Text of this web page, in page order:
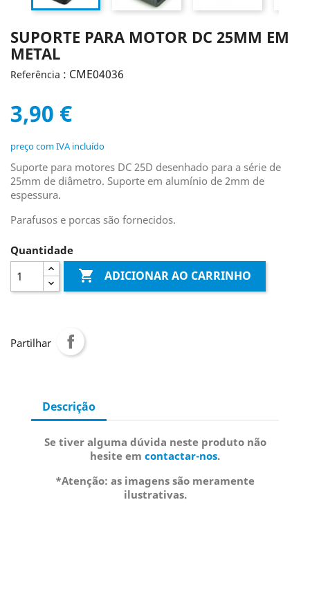
SUPORTE PARA MOTOR DC 25MM EM
METAL
Referência : CME04036
3,90 €
preço com IVA incluído
Suporte para motores DC 25D desenhado para a série de
25mm de diâmetro. Suporte em alumínio de 2mm de
espessura.
Parafusos e porcas são fornecidos.
Quantidade
 ADICIONAR AO CARRINHO
Partilhar
Descrição
Se tiver alguma dúvida neste produto não
hesite em contactar-nos.
*Atenção: as imagens são meramente
ilustrativas.